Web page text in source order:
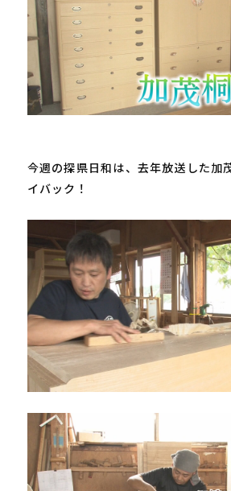
今週の探県日和は、去年放送した加
イバック！